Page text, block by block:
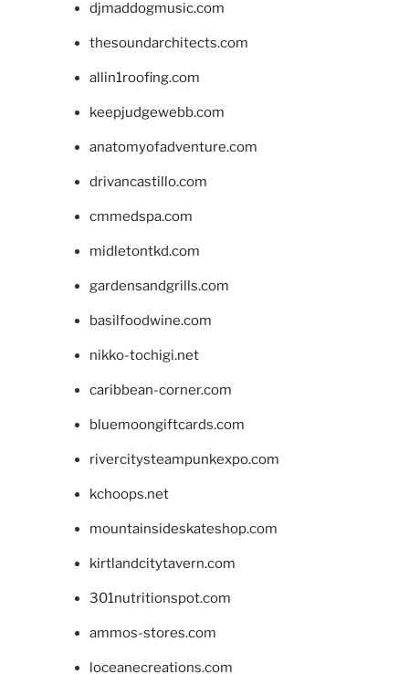
djmaddogmusic.com
thesoundarchitects.com
allin1roofing.com
keepjudgewebb.com
anatomyofadventure.com
drivancastillo.com
cmmedspa.com
midletontkd.com
gardensandgrills.com
basilfoodwine.com
nikko-tochigi.net
caribbean-corner.com
bluemoongiftcards.com
rivercitysteampunkexpo.com
kchoops.net
mountainsideskateshop.com
kirtlandcitytavern.com
301nutritionspot.com
ammos-stores.com
loceanecreations.com